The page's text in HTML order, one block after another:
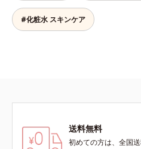
ミ・ソバカスを防ぐ*3 うるおいに
よる透明感のある肌*4 日本化粧品
業界で初めてメラニンの第三のルー
配合することにより、水でも油でも
実現できなかった、“濃密なうるお
い感”と“ベタつかない”、相反する2
保湿成分*5 角層内
#化粧水 スキンケア
送料無料
初めての方は、全国